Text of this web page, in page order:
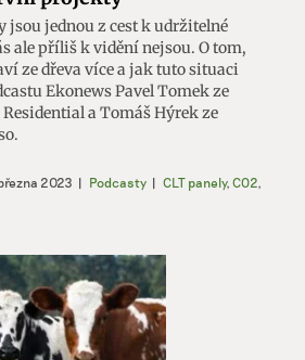
jsou jednou z cest k udržitelné
ale příliš k vidění nejsou. O tom,
ze dřeva více a jak tuto situaci
Ekonews Pavel Tomek ze
a Tomáš Hýrek ze
2023 | Podcasty | CLT panely, CO2,